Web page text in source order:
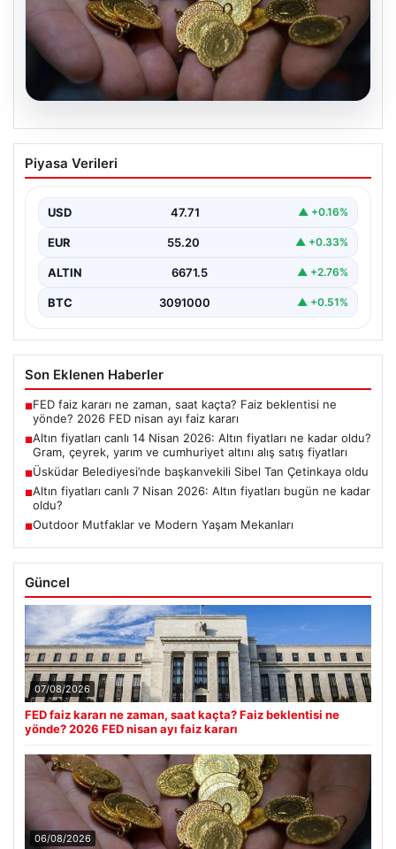
Altın fiyatları canlı 14 Nisan 2026: Altın
fiyatları ne kadar oldu? Gram, çeyrek,
fiyatları
Piyasa Verileri
USD 47.71 ▲ +0.16%
EUR 55.20 ▲ +0.33%
ALTIN 6671.5 ▲ +2.76%
BTC 3091000 ▲ +0.51%
Son Eklenen Haberler
■FED faiz kararı ne zaman, saat kaçta? Faiz beklentisi ne
yönde? 2026 FED nisan ayı faiz kararı
■Altın fiyatları canlı 14 Nisan 2026: Altın fiyatları ne kadar oldu?
Gram, çeyrek, yarım ve cumhuriyet altını alış satış fiyatları
■Üsküdar Belediyesi’nde başkanvekili Sibel Tan Çetinkaya oldu
■Altın fiyatları canlı 7 Nisan 2026: Altın fiyatları bugün ne kadar
oldu?
■Outdoor Mutfaklar ve Modern Yaşam Mekanları
Güncel
07/08/2026
FED faiz kararı ne zaman, saat kaçta? Faiz beklentisi ne
yönde? 2026 FED nisan ayı faiz kararı
06/08/2026